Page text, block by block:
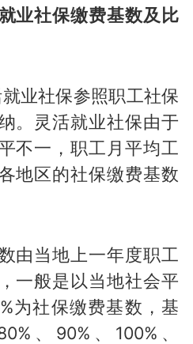
社保缴费基数及比
业社保参照职工社保
。灵活就业社保由于
不一，职工月平均工
地区的社保缴费基数
当地上一年度职工
一般是以当地社会平
为社保缴费基数，基
、90%、100%、